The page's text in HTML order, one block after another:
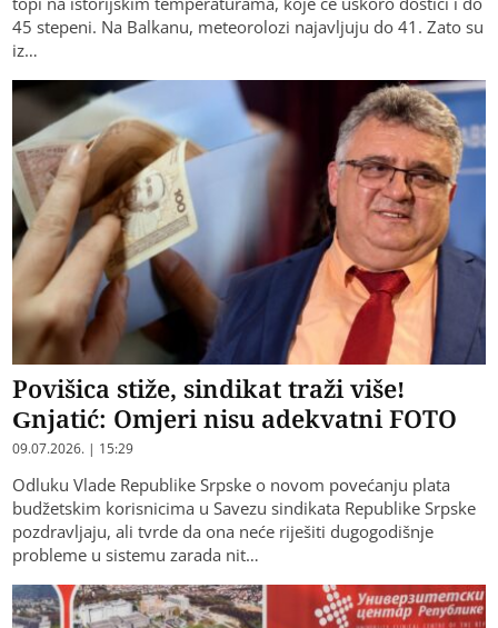
45 stepeni. Na Balkanu, meteorolozi najavljuju do 41. Zato su
iz…
Povišica stiže, sindikat traži više!
Gnjatić: Omjeri nisu adekvatni FOTO
09.07.2026. | 15:29
Odluku Vlade Republike Srpske o novom povećanju plata
budžetskim korisnicima u Savezu sindikata Republike Srpske
pozdravljaju, ali tvrde da ona neće riješiti dugogodišnje
probleme u sistemu zarada nit…